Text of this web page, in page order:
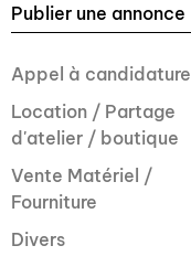
Publier une annonce
Appel à candidature
Location / Partage
d'atelier / boutique
Vente Matériel /
Fourniture
Divers